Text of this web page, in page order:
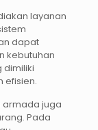
layanan
dapat
kebutuhan
dimiliki
efisien.
armada juga
Pada